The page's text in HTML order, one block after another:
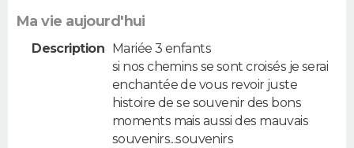
Ma vie aujourd'hui
Description
Mariée 3 enfants
si nos chemins se sont croisés je serai
enchantée de vous revoir juste
histoire de se souvenir des bons
moments mais aussi des mauvais
souvenirs...souvenirs